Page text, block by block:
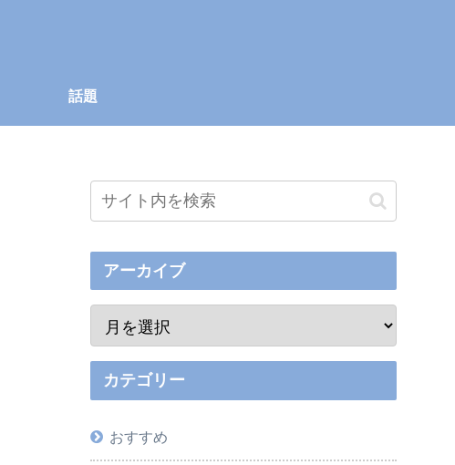
話題
アーカイブ
カテゴリー
おすすめ